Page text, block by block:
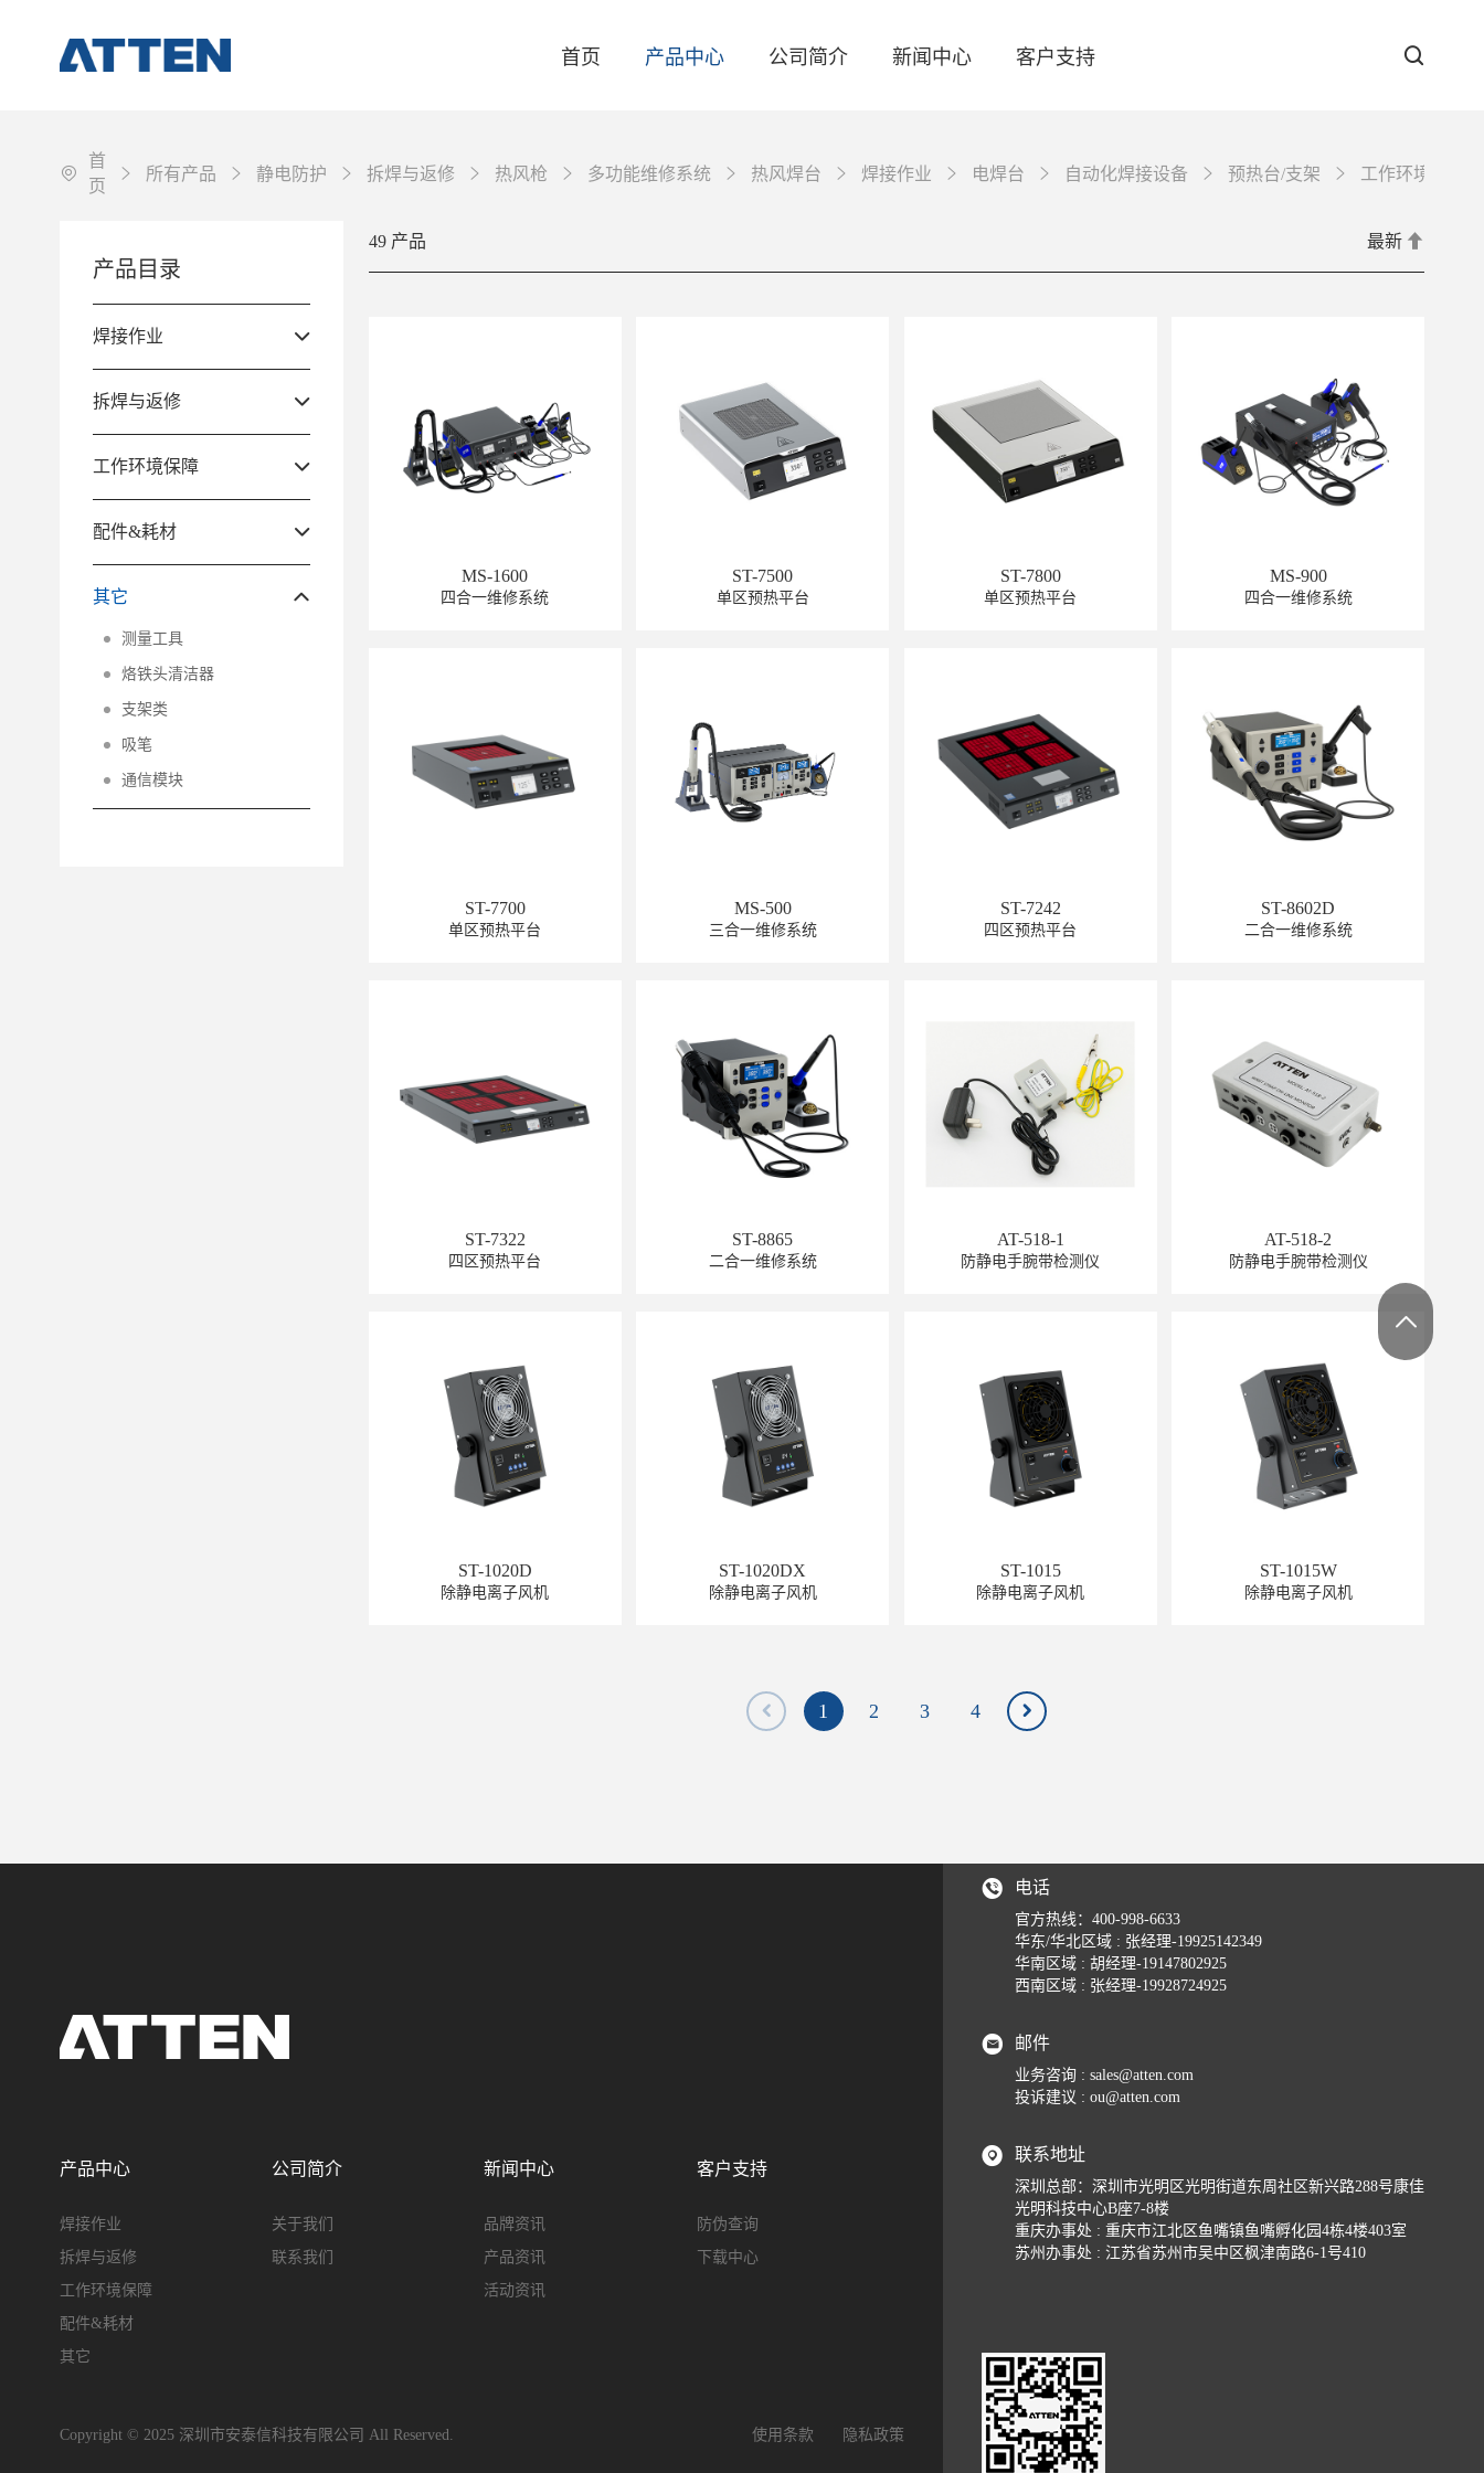
首页 产品中心
工作环境保障
GT-6090
GT-6301
GT-6302
公司简介 新闻中心 客户支持
首
页
所有产品 静电防护 拆焊与返修 热风枪 多功能维修系统 热风焊台 焊接作业 电焊台 自动化焊接设备 预热台/支架 工作环境保障
产品目录
焊接作业
拆焊与返修
工作环境保障
配件&耗材
其它
测量工具
烙铁头清洁器
支架类
吸笔
通信模块
49 产品 最新
MS-1600
四合一维修系统
ST-7500
单区预热平台
ST-7800
单区预热平台
MS-900
四合一维修系统
ST-7700
单区预热平台
MS-500
三合一维修系统
ST-7242
四区预热平台
ST-8602D
二合一维修系统
ST-7322
四区预热平台
ST-8865
二合一维修系统
AT-518-1
防静电手腕带检测仪
AT-518-2
防静电手腕带检测仪
ST-1020D
除静电离子风机
ST-1020DX
除静电离子风机
ST-1015
除静电离子风机
ST-1015W
除静电离子风机
1 2 3 4
产品中心
焊接作业
拆焊与返修
工作环境保障
配件&耗材
其它
公司简介
关于我们
联系我们
新闻中心
品牌资讯
产品资讯
活动资讯
客户支持
防伪查询
下载中心
Copyright © 2025 深圳市安泰信科技有限公司 All Reserved. 使用条款 隐私政策
电话
官方热线：400-998-6633
华东/华北区域 : 张经理-19925142349
华南区域 : 胡经理-19147802925
西南区域 : 张经理-19928724925
邮件
业务咨询 : sales@atten.com
投诉建议 : ou@atten.com
联系地址
深圳总部：深圳市光明区光明街道东周社区新兴路288号康佳
光明科技中心B座7-8楼
重庆办事处 : 重庆市江北区鱼嘴镇鱼嘴孵化园4栋4楼403室
苏州办事处 : 江苏省苏州市吴中区枫津南路6-1号410